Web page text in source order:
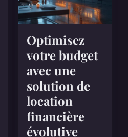
Optimisez
votre budget
avec une
solution de
location
financière
évolutive